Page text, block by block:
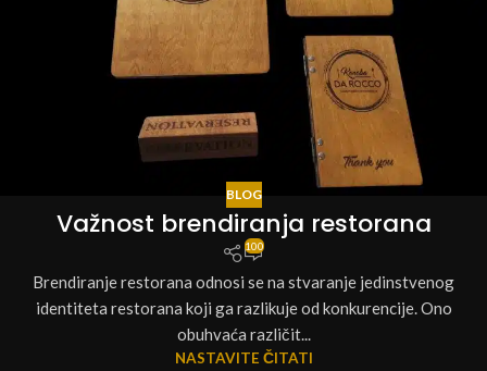
BLOG
Važnost brendiranja restorana
100
Brendiranje restorana odnosi se na stvaranje jedinstvenog
identiteta restorana koji ga razlikuje od konkurencije. Ono
obuhvaća različit...
NASTAVITE ČITATI